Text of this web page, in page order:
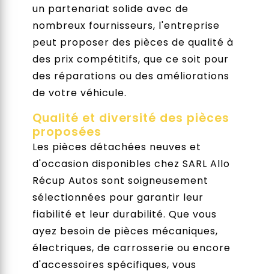
un partenariat solide avec de
nombreux fournisseurs, l'entreprise
peut proposer des pièces de qualité à
des prix compétitifs, que ce soit pour
des réparations ou des améliorations
de votre véhicule.
Qualité et diversité des pièces
proposées
Les pièces détachées neuves et
d'occasion disponibles chez SARL Allo
Récup Autos sont soigneusement
sélectionnées pour garantir leur
fiabilité et leur durabilité. Que vous
ayez besoin de pièces mécaniques,
électriques, de carrosserie ou encore
d'accessoires spécifiques, vous